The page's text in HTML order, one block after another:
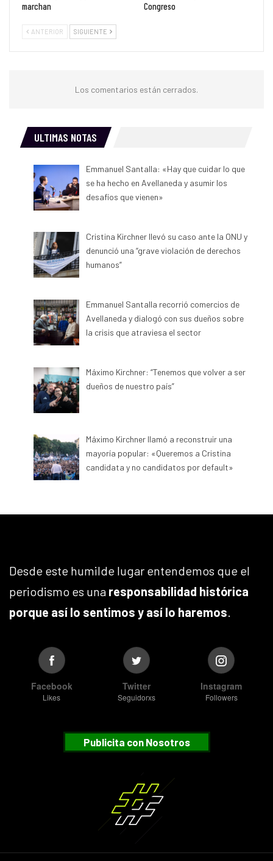
marchan
Congreso
ANTERIOR SIGUIENTE
Los comentarios están cerrados.
ULTIMAS NOTAS
Emmanuel Santalla: «Hay que cuidar lo que
se ha hecho en Avellaneda y asumir los
desafíos que vienen»
Cristina Kirchner llevó su caso ante la ONU y
denunció una “grave violación de derechos
humanos”
Emmanuel Santalla recorrió comercios de
Avellaneda y dialogó con sus dueños sobre
la crisis que atraviesa el sector
Máximo Kirchner: “Tenemos que volver a ser
dueños de nuestro país”
Máximo Kirchner llamó a reconstruir una
mayoría popular: «Queremos a Cristina
candidata y no candidatos por default»
Desde este humilde lugar entendemos que el
periodismo es una responsabilidad histórica
porque así lo sentimos y así lo haremos.
Facebook
Likes
Twitter
Seguidorxs
Instagram
Followers
Publicita con Nosotros